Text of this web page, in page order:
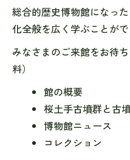
総合的歴史博物館になっ
化全般を広く学ぶことが
みなさまのご来館をお待
料）
館の概要
桜土手古墳群と古
博物館ニュース
コレクション